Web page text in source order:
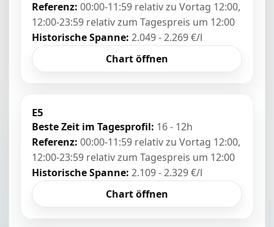
Referenz: 00:00-11:59 relativ zu Vortag 12:00,
12:00-23:59 relativ zum Tagespreis um 12:00
Historische Spanne: 2.049 - 2.269 €/l
Chart öffnen
E5
Beste Zeit im Tagesprofil: 16 - 12h
Referenz: 00:00-11:59 relativ zu Vortag 12:00,
12:00-23:59 relativ zum Tagespreis um 12:00
Historische Spanne: 2.109 - 2.329 €/l
Chart öffnen